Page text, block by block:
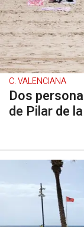
C. VALENCIANA
Dos
de Pilar de